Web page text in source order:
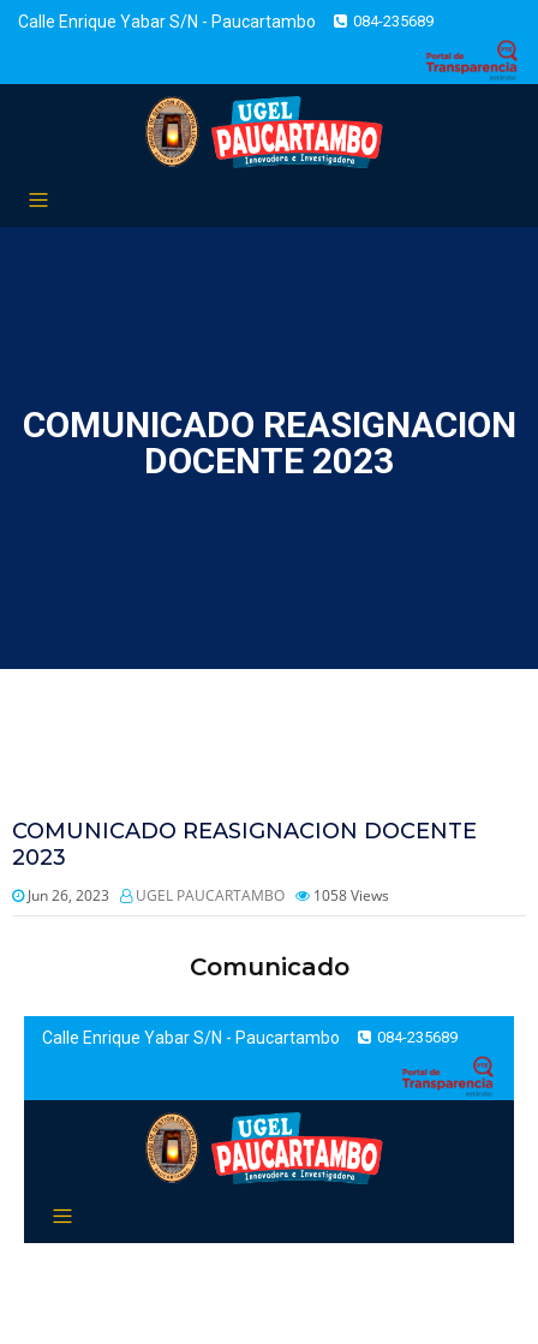
Calle Enrique Yabar S/N - Paucartambo 084-235689
COMUNICADO REASIGNACION
DOCENTE 2023
COMUNICADO REASIGNACION DOCENTE
2023
Jun 26, 2023 UGEL PAUCARTAMBO 1058Views
Comunicado